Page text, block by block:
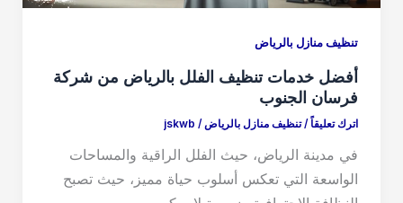
تنظيف منازل بالرياض
أفضل خدمات تنظيف الفلل بالرياض من شركة
فرسان الجنوب
اترك تعليقاً /تنظيف منازل بالرياض/
jskwb
في مدينة الرياض، حيث الفلل الراقية والمساحات
الواسعة التي تعكس أسلوب حياة مميز، حيث تصبح